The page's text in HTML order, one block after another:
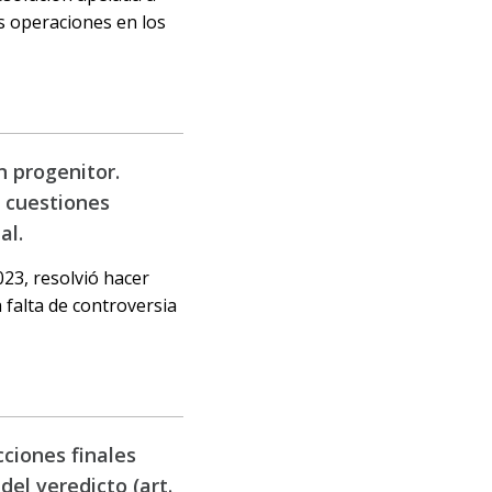
operaciones en los
progenitor.
resolvió hacer
falta de controversia
finales
veredicto (art.